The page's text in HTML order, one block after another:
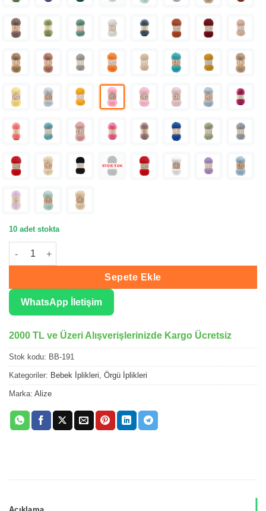
STOK YOK
10 adet stokta
Alize Baby Best Sardunya El Örgü İpliği 191 adet
Sepete Ekle
WhatsApp İletişim
2000 TL ve Üzeri Alışverişlerinizde Kargo Ücretsiz
Stok kodu: BB-191
Kategoriler: Bebek İplikleri Örgü İplikleri
Marka: Alize